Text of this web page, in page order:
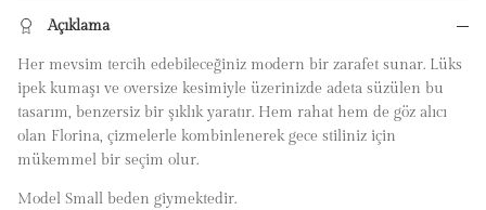
Açıklama
Her mevsim tercih edebileceğiniz modern bir zarafet sunar. Lüks
ipek kumaşı ve oversize kesimiyle üzerinizde adeta süzülen bu
tasarım, benzersiz bir şıklık yaratır. Hem rahat hem de göz alıcı
olan Florina, çizmelerle kombinlenerek gece stiliniz için
mükemmel bir seçim olur.
Model Small beden giymektedir.